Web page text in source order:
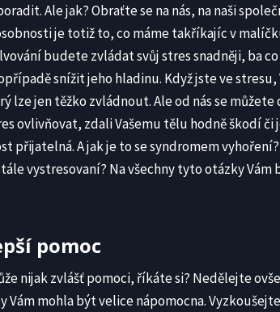
Ale jak? Obraťte se na nás, na naši
je totiž to, co máme takříkajíc v
budete zvládat svůj stres snadněji, ba
snížit jeho hladinu. Když jste ve stresu,
lze jen těžko zvládnout. Ale od nás se můžete
ovlivňovat, zdali Vašemu tělu hodně škodí či
přijatelná. A jak je to se syndromem vyhoření?
vystresovaní? Na všechny tyto otázky Vám
pomoc
nijak zvlášť pomoci, říkáte si? Nedělejte
Vám mohla být velice nápomocna.